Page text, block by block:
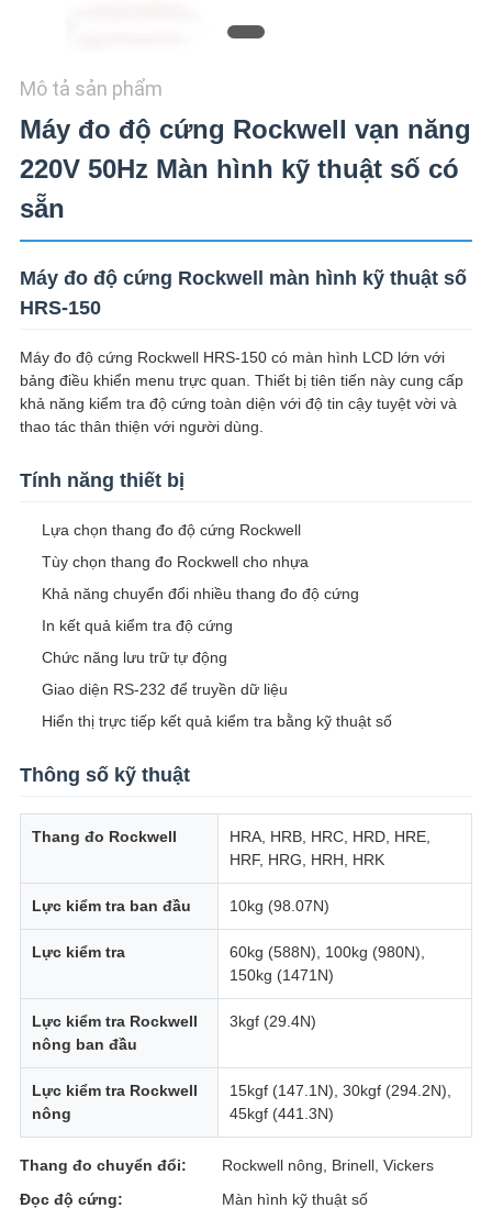
VR
SHOW
SITEMAP
PRIVACY
POLICY
Mô tả sản phẩm
Máy đo độ cứng Rockwell vạn năng
220V 50Hz Màn hình kỹ thuật số có
sẵn
Máy đo độ cứng Rockwell màn hình kỹ thuật số
HRS-150
Máy đo độ cứng Rockwell HRS-150 có màn hình LCD lớn với
bảng điều khiển menu trực quan. Thiết bị tiên tiến này cung cấp
khả năng kiểm tra độ cứng toàn diện với độ tin cậy tuyệt vời và
thao tác thân thiện với người dùng.
Tính năng thiết bị
Lựa chọn thang đo độ cứng Rockwell
Tùy chọn thang đo Rockwell cho nhựa
Khả năng chuyển đổi nhiều thang đo độ cứng
In kết quả kiểm tra độ cứng
Chức năng lưu trữ tự động
Giao diện RS-232 để truyền dữ liệu
Hiển thị trực tiếp kết quả kiểm tra bằng kỹ thuật số
Thông số kỹ thuật
Thang đo Rockwell
HRA, HRB, HRC, HRD, HRE,
HRF, HRG, HRH, HRK
Lực kiểm tra ban đầu 10kg (98.07N)
Lực kiểm tra
60kg (588N), 100kg (980N),
150kg (1471N)
Lực kiểm tra Rockwell
nông ban đầu
3kgf (29.4N)
Lực kiểm tra Rockwell
nông
15kgf (147.1N), 30kgf (294.2N),
45kgf (441.3N)
Thang đo chuyển đổi:
Rockwell nông, Brinell, Vickers
Đọc độ cứng:
Màn hình kỹ thuật số